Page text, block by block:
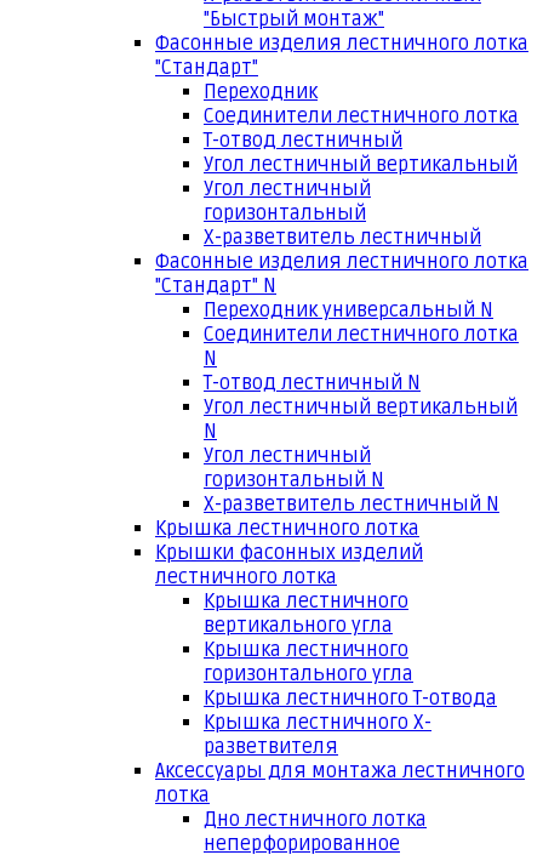
"Быстрый монтаж"
Фасонные изделия лестничного лотка
"Стандарт"
Переходник
Соединители лестничного лотка
Т-отвод лестничный
Угол лестничный вертикальный
Угол лестничный
горизонтальный
Х-разветвитель лестничный
Фасонные изделия лестничного лотка
"Стандарт" N
Переходник универсальный N
Соединители лестничного лотка
N
Т-отвод лестничный N
Угол лестничный вертикальный
N
Угол лестничный
горизонтальный N
Х-разветвитель лестничный N
Крышка лестничного лотка
Крышки фасонных изделий
лестничного лотка
Крышка лестничного
вертикального угла
Крышка лестничного
горизонтального угла
Крышка лестничного Т-отвода
Крышка лестничного Х-
разветвителя
Аксессуары для монтажа лестничного
лотка
Дно лестничного лотка
неперфорированное